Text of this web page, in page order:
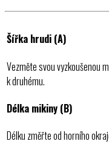
Šířka hrudi (A)
Vezměte svou vyzkoušenou
k druhému.
Délka mikiny (B)
Délku změřte od horního